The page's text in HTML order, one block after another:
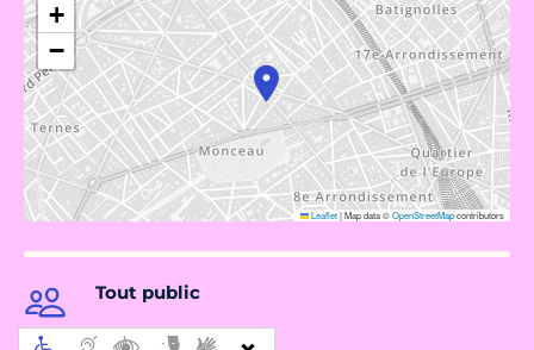
+
−
Leaflet|Map data ©OpenStreetMapcontributors
Tout public